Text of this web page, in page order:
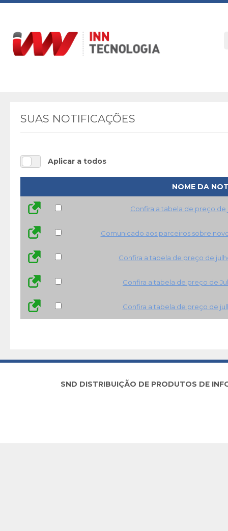
SUAS NOTIFICAÇÕES
Aplicar a todos
NOME DA
Confira a tabela de preço de
Comunicado aos parceiros sobre
Confira a tabela de preço de
Confira a tabela de preço de
Confira a tabela de preço de
SND DISTRIBUIÇÃO DE PRODUTOS DE